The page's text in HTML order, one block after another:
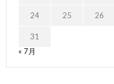
24 25 26
31
« 7月